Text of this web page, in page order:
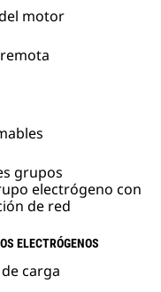
motor
grupos
electrógeno con
de red
ELECTRÓGENOS
carga